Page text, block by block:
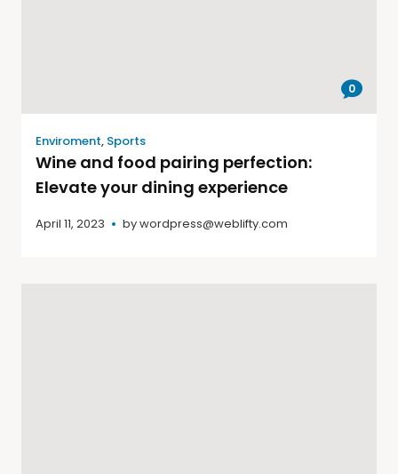
0
Enviroment, Sports
Wine and food pairing perfection:
Elevate your dining experience
April 11, 2023 bywordpress@weblifty.com